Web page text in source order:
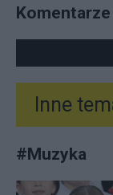
Komentarze
Inne
#Muzyka